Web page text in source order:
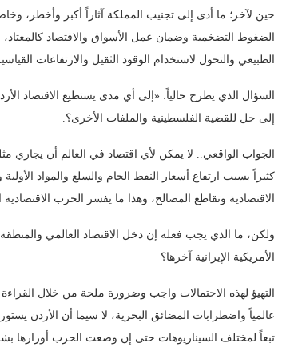
حين لآخر؛ ما أدى إلى تجنيب المملكة آثاراً أكبر وأخطر،
الضغوط التضخمية وضمان عمل الأسواق والاقتصاد كالمعتاد،
الطبيعي والتحول لاستخدام الوقود الثقيل والارتفاعات
السؤال الذي يطرح حالياً: «إلى أي مدى يستطيع الاقتصاد
إلى حل للقضية الفلسطينية والملفات الأخرى؟.
الجواب الواقعي.. لا يمكن لأي اقتصاد في العالم أن يجاري
كثيراً بسبب ارتفاع أسعار النفط الخام والسلع والمواد
الاقتصادية وتقاطع المصالح، وهذا ما يفسر الحرب
ولكن، ما الذي يجب فعله إن دخل الاقتصاد العالمي
الأمريكية الإيرانية آخرها؟
التهيؤ لهذه الاحتمالات واجب وضرورة ملحة من خلال القراءة
عالمياً واضطرابات المضائق البحرية، لا سيما أن الأردن
تبعاً لمختلف السيناريوهات حتى إن وضعت الحرب أوزارها